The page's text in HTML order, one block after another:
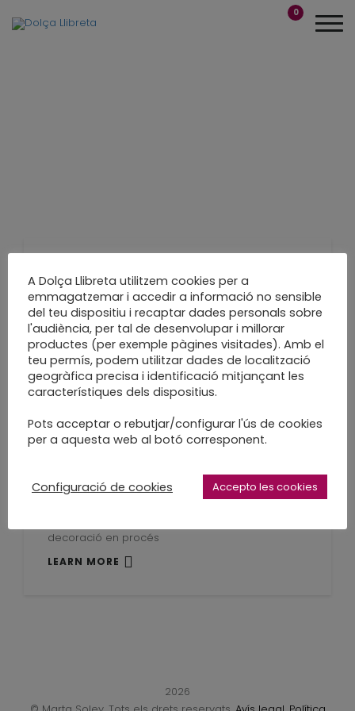
0
Recuperar, reutilitzar,
reciclar
Decoració de temporada
LEARN MORE
Estic tocada de
decoració en procés
LEARN MORE
2026
A Dolça Llibreta utilitzem cookies per a
emmagatzemar i accedir a informació no sensible
del teu dispositiu i recaptar dades personals sobre
l'audiència, per tal de desenvolupar i millorar
productes (per exemple pàgines visitades). Amb el
teu permís, podem utilitzar dades de localització
geogràfica precisa i identificació mitjançant les
característiques dels dispositius.
Pots acceptar o rebutjar/configurar l'ús de cookies
per a aquesta web al botó corresponent.
Configuració de cookies Accepto les cookies